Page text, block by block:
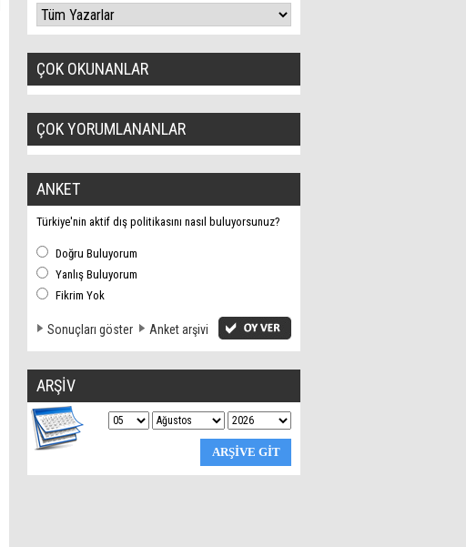
ÇOK OKUNANLAR
ÇOK YORUMLANANLAR
ANKET
Türkiye'nin aktif dış politikasını nasıl buluyorsunuz?
Doğru Buluyorum
Yanlış Buluyorum
Fikrim Yok
Sonuçları göster Anket arşivi
ARŞİV